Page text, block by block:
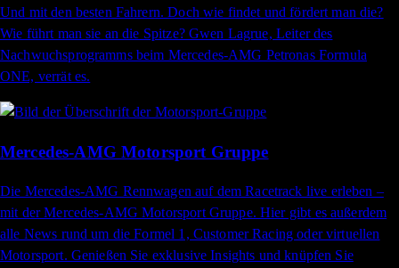
Und mit den besten Fahrern. Doch wie findet und fördert man die?
Wie führt man sie an die Spitze? Gwen Lagrue, Leiter des
Nachwuchsprogramms beim Mercedes-AMG Petronas Formula
ONE, verrät es.
Mercedes-AMG Motorsport Gruppe
Die Mercedes-AMG Rennwagen auf dem Racetrack live erleben –
mit der Mercedes-AMG Motorsport Gruppe. Hier gibt es außerdem
alle News rund um die Formel 1, Customer Racing oder virtuellen
Motorsport. Genießen Sie exklusive Insights und knüpfen Sie